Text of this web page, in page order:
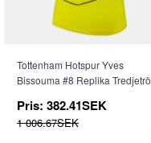
Tottenham Hotspur Yves
Bissouma #8 Replika
Pris: 382.41SEK
1 006.67SEK